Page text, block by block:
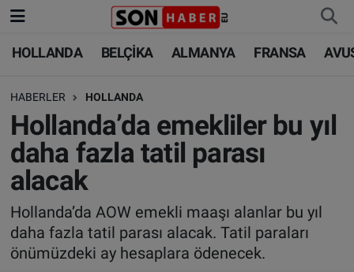
HOLLANDA BELÇİKA ALMANYA FRANSA
HABERLER HOLLANDA
Hollanda’da emekliler bu yıl
daha fazla tatil parası
alacak
Hollanda’da AOW emekli maaşı alanlar bu yıl
daha fazla tatil parası alacak. Tatil paraları
önümüzdeki ay hesaplara ödenecek.
HOLLANDA
BELÇİKA
ALMANYA
FRANSA
AVUSTURYA
SAĞLIK - YAŞAM
HOLLANDA
BELÇİKA
ALMANYA
TÜRKİYE
DÜNYA
BİLİM-TEKNOLOJİ
Nöbetçi Eczaneler
Hava Durumu
Trafik Durumu
Süper Lig Puan Durumu ve Fikstür
Tüm Manşetler
Son Dakika Haberleri